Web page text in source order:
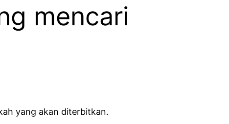
mencari
yang akan diterbitkan.